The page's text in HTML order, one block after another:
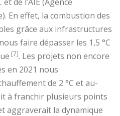
En effet, la combustion des
grâce aux infrastructures
faire dépasser les 1,5 °C
[7]. Les projets non encore
en 2021 nous
de 2 °C et au-
à franchir plusieurs points
aggraverait la dynamique